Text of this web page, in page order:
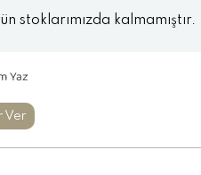
stoklarımızda kalmamıştır.
Yaz
Ver